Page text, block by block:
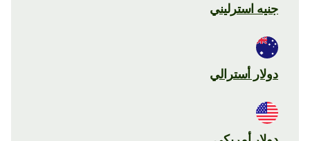
جنيه استرليني
دولار أسترالي